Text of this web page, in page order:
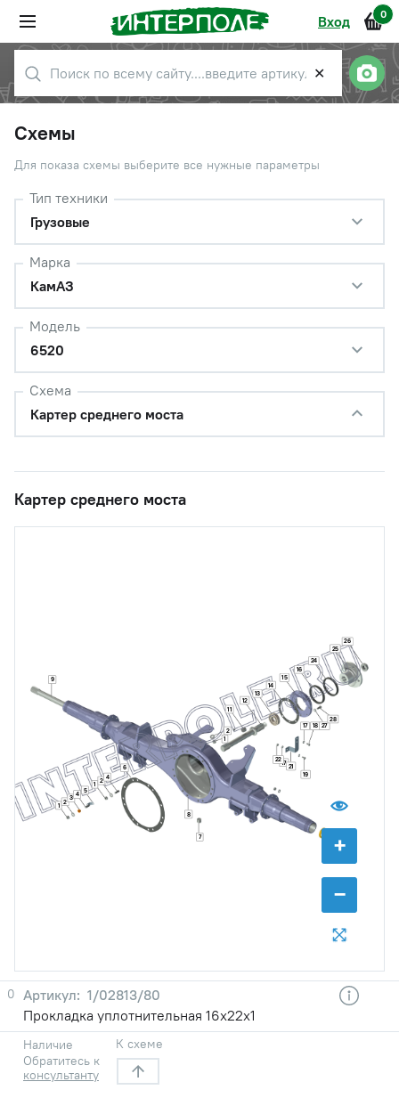
Вход 0
✕
Схемы
Для показа схемы выберите все нужные параметры
Тип техники
Грузовые
Марка
КамАЗ
Модель
6520
Схема
Картер среднего моста
Картер среднего моста
+
−
1
1
1
2
2
2
3 4
4
5
6
7
8
9
11
12
13
14
15
16
17
17
18
19
21
22
24
25
26
27
28
0
1/02813/80
Прокладка уплотнительная 16х22х1
Наличие
Обратитесь к
консультанту
К схеме